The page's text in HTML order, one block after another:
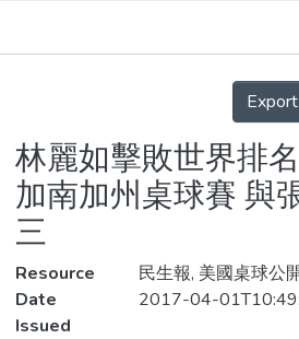
Statistics
Details
Export
林麗如擊敗世界排
加南加州桌球賽 與
三
Resource
民生報, 美國桌球公
Date
Issued
2017-04-